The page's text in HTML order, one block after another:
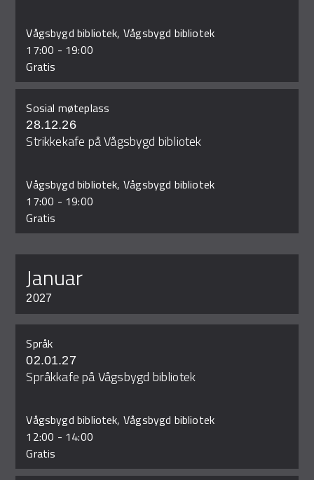
Vågsbygd bibliotek, Vågsbygd bibliotek
17:00 - 19:00
Gratis
Sosial møteplass
28.12.26
Strikkekafe på Vågsbygd bibliotek
Vågsbygd bibliotek, Vågsbygd bibliotek
17:00 - 19:00
Gratis
januar
2027
Språk
02.01.27
Språkkafe på Vågsbygd bibliotek
Vågsbygd bibliotek, Vågsbygd bibliotek
12:00 - 14:00
Gratis